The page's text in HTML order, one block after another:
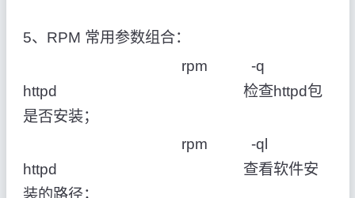
5、RPM 常用参数组合：
rpm -q
httpd 检查httpd包
是否安装；
rpm -ql
httpd 查看软件安
装的路径；